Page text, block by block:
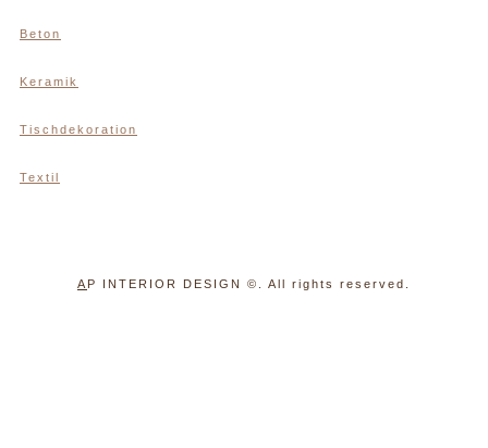
Beton
Keramik
Tischdekoration
Textil
A P INTERIOR DESIGN ©. All rights reserved.